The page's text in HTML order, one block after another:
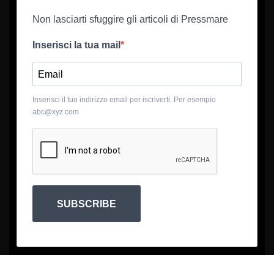
Non lasciarti sfuggire gli articoli di Pressmare
Inserisci la tua mail
Inserisci il tuo indirizzo email per iscriverti. Per esempio
abc@xyz.com
SUBSCRIBE